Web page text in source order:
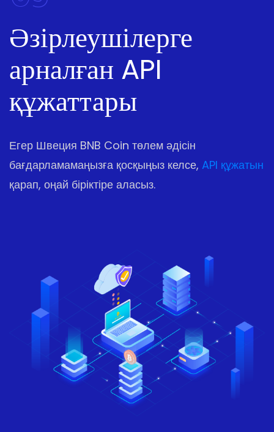
Әзірлеушілерге
арналған API
құжаттары
Егер Швеция BNB Coin төлем әдісін
бағдарламамаңызға қосқыңыз келсе, API құжатын
қарап, оңай біріктіре аласыз.